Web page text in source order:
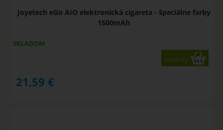
Joyetech eGo AIO elektronická cigareta - špeciálne farby
1500mAh
SKLADOM
varianty
21,59 €